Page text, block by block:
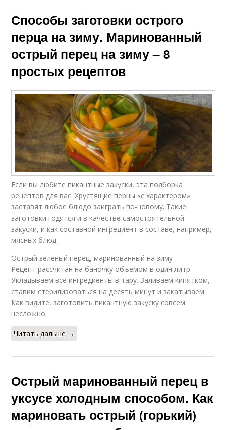
Способы заготовки острого
перца на зиму. Маринованный
острый перец на зиму – 8
простых рецептов
Если вы любите пикантные закуски, эта подборка
рецептов для вас. Хрустящие перцы «с характером»
заставят любое блюдо заиграть по-новому. Такие
заготовки годятся и в качестве самостоятельной
закуски, и как составной ингредиент в составе, например,
мясных блюд.
Острый зеленый перец, маринованный на зиму
Рецепт рассчитан на баночку объемом в один литр.
Укладываем все ингредиенты в тару. Заливаем кипятком,
ставим стерилизоваться на десять минут и закатываем.
Как видите, заготовить пикантную закуску совсем
несложно.
Читать дальше →
Острый маринованный перец в
уксусе холодным способом. Как
мариновать острый (горький)